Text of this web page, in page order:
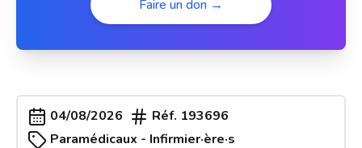
Faire un don →
04/08/2026 Réf. 193696
Paramédicaux - Infirmier·ère·s